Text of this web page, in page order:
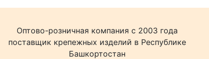
Оптово-розничная компания c 2003 года
поставщик крепежных изделий в Республике
Башкортостан